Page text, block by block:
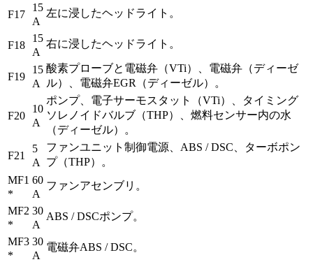
F17
15
A
左に浸したヘッドライト。
F18
15
A
右に浸したヘッドライト。
F19
15
A
酸素プローブと電磁弁（VTi）、電磁弁（ディーゼ
ル）、電磁弁EGR（ディーゼル）。
F20
10
A
ポンプ、電子サーモスタット（VTi）、タイミング
ソレノイドバルブ（THP）、燃料センサー内の水
（ディーゼル）。
F21
5
A
ファンユニット制御電源、ABS / DSC、ターボポン
プ（THP）。
MF1
*
60
A
ファンアセンブリ。
MF2
*
30
A
ABS / DSCポンプ。
MF3
*
30
A
電磁弁ABS / DSC。